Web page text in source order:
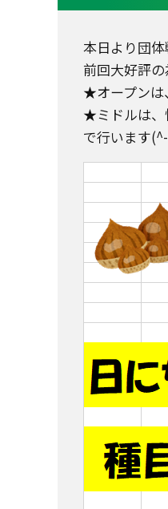
本日より団
前回大好評
★オープンは
★ミドルは、
で行います